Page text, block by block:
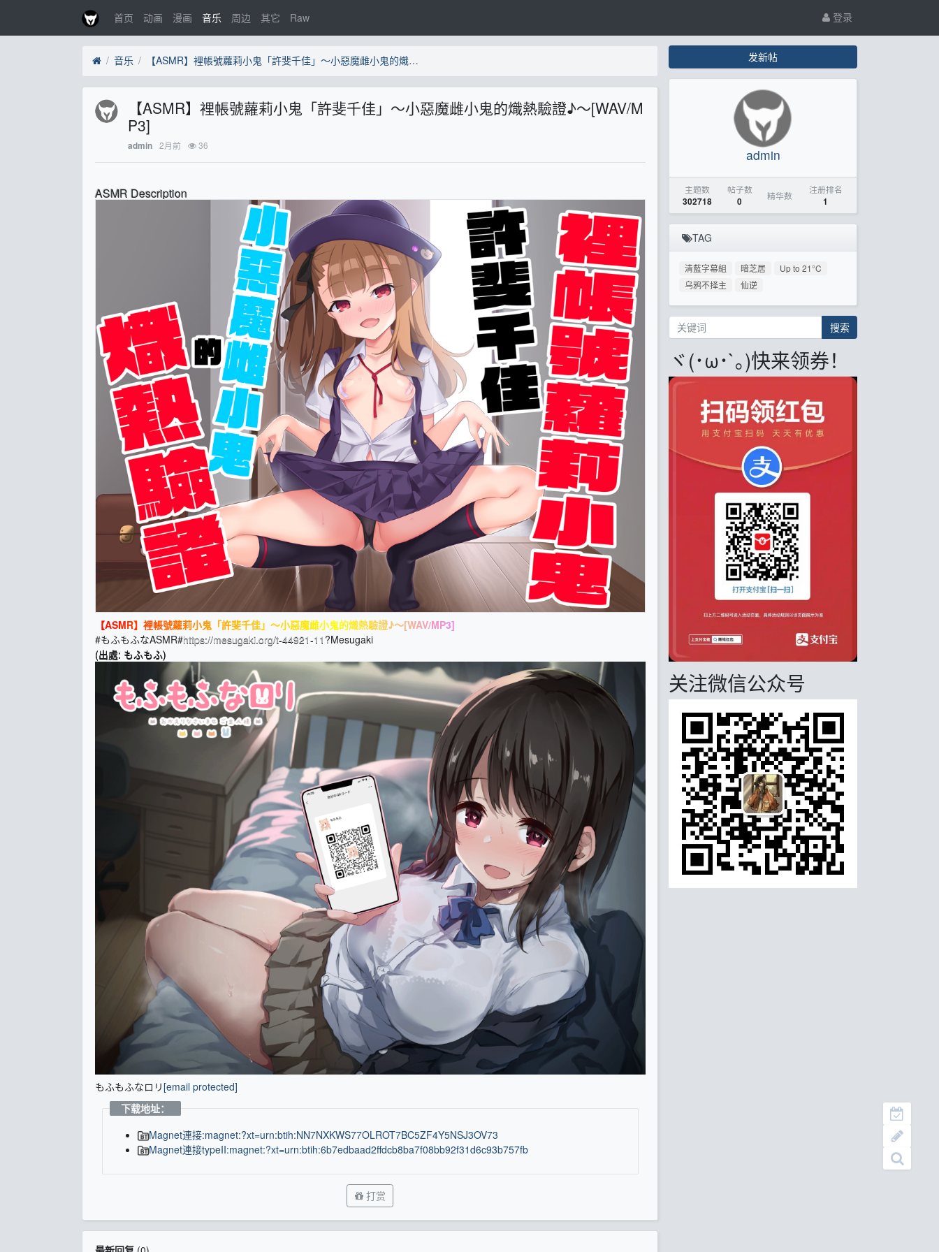
首页 动画 漫画 音乐 周边 其它 Raw 登录
音乐 【ASMR】裡帳號蘿莉小鬼「許斐千佳」～小惡魔雌小鬼的熾熱驗證♪～[WAV/MP3]
【ASMR】裡帳號蘿莉小鬼「許斐千佳」～小惡魔雌小鬼的熾熱驗證♪～[WAV/M
P3]
admin 2月前 36
ASMR Description
【ASMR】裡帳號蘿莉小鬼「許斐千佳」～小惡魔雌小鬼的熾熱驗證♪～[WAV/MP3]
#もふもふなASMR#https://mesugaki.org/t-44921-11 ?Mesugaki
(出處: もふもふ)
もふもふなロリ[email protected]
下载地址：
Magnet連接:magnet:?xt=urn:btih:NN7NXKWS77OLROT7BC5ZF4Y5NSJ3OV73
Magnet連接typeII:magnet:?xt=urn:btih:6b7edbaad2ffdcb8ba7f08bb92f31d6c93b757fb
打赏
发新帖
admin
主题数
302718
帖子数
0
精华数
注册排名
1
TAG
清藍字幕組 暗芝居
Up to 21°C
乌鸦不择主
仙逆
搜索
ヾ(･ω･`｡)快来领券！
关注微信公众号